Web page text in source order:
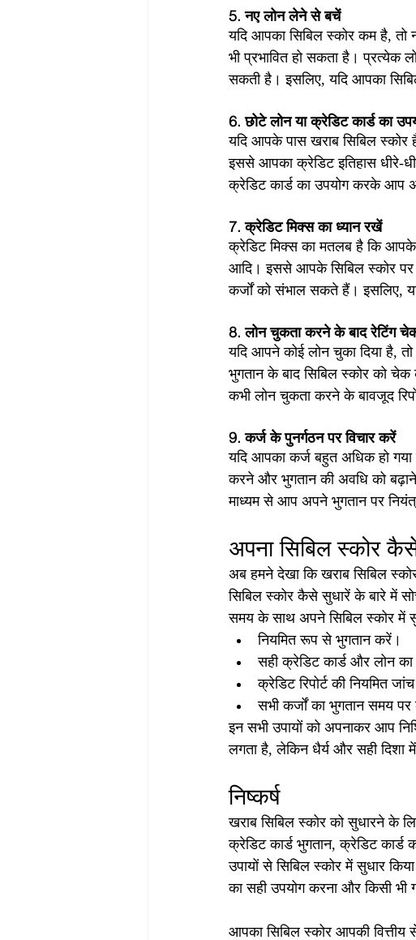
5. नए लोन लेने से बचें
यदि आपका सिबिल स्कोर कम है,
भी प्रभावित हो सकता है। प्रत्येक
सकती है। इसलिए, यदि आपका
6. छोटे लोन या क्रेडिट कार्ड का
यदि आपके पास खराब सिबिल स्कोर
इससे आपका क्रेडिट इतिहास धीरे-
क्रेडिट कार्ड का उपयोग करके आप
7. क्रेडिट मिक्स का ध्यान रखें
क्रेडिट मिक्स का मतलब है कि आपके
आदि। इससे आपके सिबिल स्कोर पर
कर्जों को संभाल सकते हैं। इसलिए,
8. लोन चुकता करने के बाद रेटिंग
यदि आपने कोई लोन चुका दिया है,
भुगतान के बाद सिबिल स्कोर को
कभी लोन चुकता करने के बावजूद
9. कर्ज के पुनर्गठन पर विचार करें
यदि आपका कर्ज बहुत अधिक हो
करने और भुगतान की अवधि को
माध्यम से आप अपने भुगतान पर
अपना सिबिल स्कोर
अब हमने देखा कि खराब सिबिल
सिबिल स्कोर कैसे सुधारें के बारे में
समय के साथ अपने सिबिल स्कोर में
नियमित रूप से भुगतान करें।
सही क्रेडिट कार्ड और लोन
क्रेडिट रिपोर्ट की नियमित
सभी कर्जों का भुगतान समय
इन सभी उपायों को अपनाकर आप
लगता है, लेकिन धैर्य और सही दिशा
निष्कर्ष
खराब सिबिल स्कोर को सुधारने के
क्रेडिट कार्ड भुगतान, क्रेडिट कार्ड
उपायों से सिबिल स्कोर में सुधार
का सही उपयोग करना और किसी भी
आपका सिबिल स्कोर आपकी वित्तीय